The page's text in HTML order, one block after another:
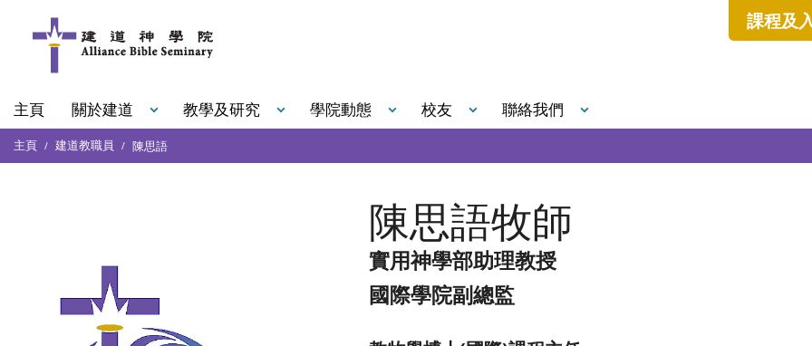
課程及
主頁 關於建道 教學及研究 學院動態 校友 聯絡我們
主頁 建道教職員 陳思語
陳思語牧師
實用神學部助理教授
國際學院副總監